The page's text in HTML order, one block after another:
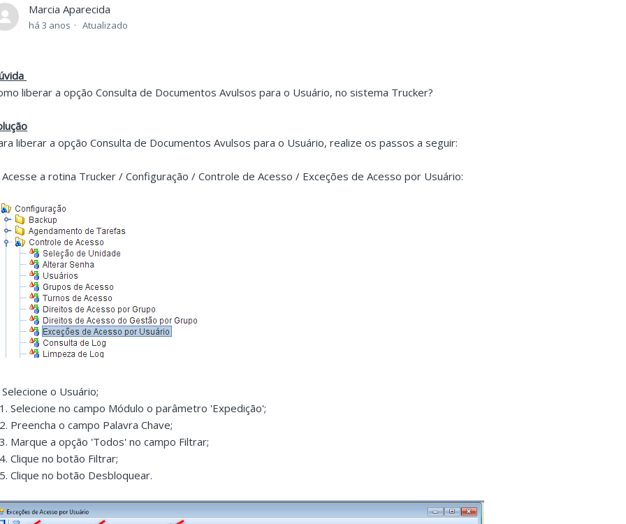
Marcia Aparecida
há 3 anos Atualizado
liberar a opção Consulta de Documentos Avulsos para o Usuário, no sistema Trucker?
liberar a opção Consulta de Documentos Avulsos para o Usuário, realize os passos a seguir:
Acesse a rotina Trucker / Configuração / Controle de Acesso / Exceções de Acesso por Usuário:
Selecione o Usuário;
Selecione no campo Módulo o parâmetro 'Expedição';
Preencha o campo Palavra Chave;
Marque a opção 'Todos' no campo Filtrar;
Clique no botão Filtrar;
Clique no botão Desbloquear.